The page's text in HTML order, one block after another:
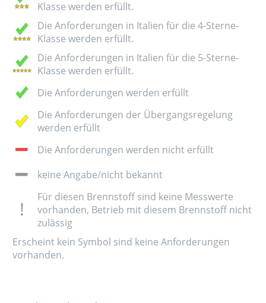
Klasse werden erfüllt.
Die Anforderungen in Italien für die 4-Sterne-
Klasse werden erfüllt.
Die Anforderungen in Italien für die 5-Sterne-
Klasse werden erfüllt.
Die Anforderungen werden erfüllt
Die Anforderungen der Übergangsregelung
werden erfüllt
Die Anforderungen werden nicht erfüllt
keine Angabe/nicht bekannt
Für diesen Brennstoff sind keine Messwerte
vorhanden, Betrieb mit diesem Brennstoff nicht
zulässig
Erscheint kein Symbol sind keine Anforderungen
vorhanden.